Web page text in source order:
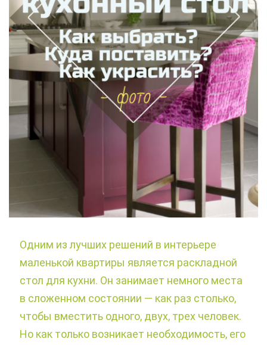
Одним из лучших решений в интерьере
маленькой квартиры является раскладной
стол для кухни. Он занимает немного места
в сложенном состоянии — как раз столько,
чтобы вместить одного, двух, трех человек.
Но как только возникает необходимость, его